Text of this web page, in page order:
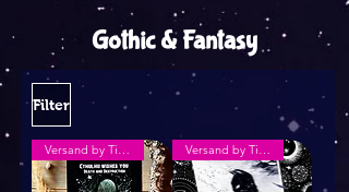
Gothic & Fantasy
Filter
Versand by Tiny Tami Versand by Tiny Tami